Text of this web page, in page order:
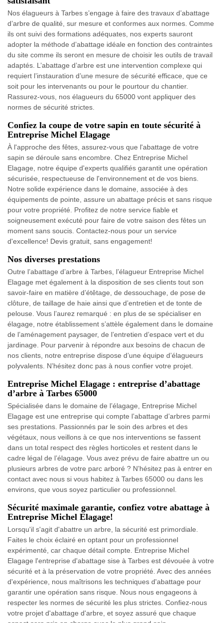
Nos élagueurs à Tarbes s’engage à faire des travaux d’abattage
d’arbre de qualité, sur mesure et conformes aux normes. Comme
ils ont suivi des formations adéquates, nos experts sauront
adopter la méthode d’abattage idéale en fonction des contraintes
du site comme ils seront en mesure de choisir les outils de travail
adaptés. L’abattage d’arbre est une intervention complexe qui
requiert l’instauration d’une mesure de sécurité efficace, que ce
soit pour les intervenants ou pour le pourtour du chantier.
Rassurez-vous, nos élagueurs du 65000 vont appliquer des
normes de sécurité strictes.
Confiez la coupe de votre sapin en toute sécurité à
Entreprise Michel Elagage
À l'approche des fêtes, assurez-vous que l'abattage de votre
sapin se déroule sans encombre. Chez Entreprise Michel
Elagage, notre équipe d'experts qualifiés garantit une opération
sécurisée, respectueuse de l'environnement et de vos biens.
Notre solide expérience dans le domaine, associée à des
équipements de pointe, assure un abattage précis et sans risque
pour votre propriété. Profitez de notre service fiable et
soigneusement exécuté pour faire de votre saison des fêtes un
moment sans soucis. Contactez-nous pour un service
d'excellence! Devis gratuit, sans engagement!
Nos diverses prestations
Outre l’abattage d’arbre à Tarbes, l’élagueur Entreprise Michel
Elagage met également à la disposition de ses clients tout son
savoir-faire en matière d’étêtage, de dessouchage, de pose de
clôture, de taillage de haie ainsi que d’entretien et de tonte de
pelouse. Vous l’aurez remarqué : en plus de se spécialiser en
élagage, notre établissement s’attèle également dans le domaine
de l’aménagement paysager, de l’entretien d’espace vert et du
jardinage. Pour parvenir à répondre aux besoins de chacun de
nos clients, notre entreprise dispose d’une équipe d’élagueurs
polyvalents. N’hésitez donc pas à nous confier votre projet.
Entreprise Michel Elagage : entreprise d’abattage
d’arbre à Tarbes 65000
Spécialisée dans le domaine de l’élagage, Entreprise Michel
Elagage est une entreprise qui compte l’abattage d’arbres parmi
ses prestations. Passionnés par le soin des arbres et des
végétaux, nous veillons à ce que nos interventions se fassent
dans un total respect des règles horticoles et restent dans le
cadre légal de l’élagage. Vous avez prévu de faire abattre un ou
plusieurs arbres de votre parc arboré ? N’hésitez pas à entrer en
contact avec nous si vous habitez à Tarbes 65000 ou dans les
environs, que vous soyez particulier ou professionnel.
Sécurité maximale garantie, confiez votre abattage à
Entreprise Michel Elagage!
Lorsqu'il s'agit d'abattre un arbre, la sécurité est primordiale.
Faites le choix éclairé en optant pour un professionnel
expérimenté, car chaque détail compte. Entreprise Michel
Elagage l'entreprise d'abattage sise à Tarbes est dévouée à votre
sécurité et à la préservation de votre propriété. Avec des années
d'expérience, nous maîtrisons les techniques d'abattage pour
garantir une opération sans risque. Nous nous engageons à
respecter les normes de sécurité les plus strictes. Confiez-nous
votre projet d'abattage d'arbre, et soyez assuré que chaque